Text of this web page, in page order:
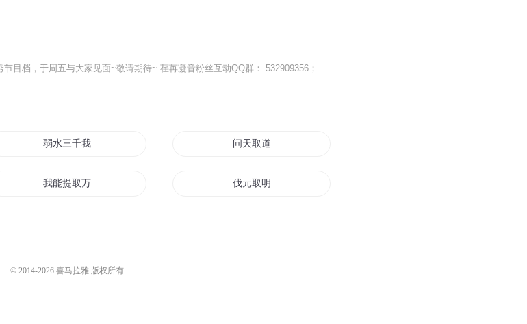
荏苒凝音网络电台特推吐槽类脱口秀节目档，于周五与大家见面~敬请期待~ 荏苒凝音粉丝互动QQ群： 532909356；微博：荏苒凝音OL；微信平台：renranningying。求各位听友们帮忙转采，您的鼓励是对我们最大的肯定。
弱水三千我只取一个你 问天取道
我能提取万物 伐元取明
© 2014-2026 喜马拉雅 版权所有